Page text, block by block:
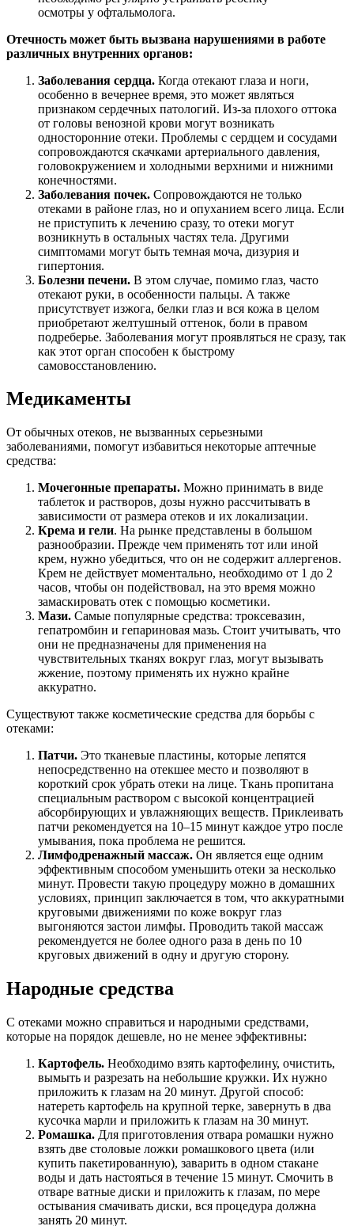
осмотры у офтальмолога.
Отечность может быть вызвана нарушениями в работе
различных внутренних органов:
Заболевания сердца. Когда отекают глаза и ноги,
особенно в вечернее время, это может являться
признаком сердечных патологий. Из-за плохого оттока
от головы венозной крови могут возникать
односторонние отеки. Проблемы с сердцем и сосудами
сопровождаются скачками артериального давления,
головокружением и холодными верхними и нижними
конечностями.
Заболевания почек. Сопровождаются не только
отеками в районе глаз, но и опуханием всего лица. Если
не приступить к лечению сразу, то отеки могут
возникнуть в остальных частях тела. Другими
симптомами могут быть темная моча, дизурия и
гипертония.
Болезни печени. В этом случае, помимо глаз, часто
отекают руки, в особенности пальцы. А также
присутствует изжога, белки глаз и вся кожа в целом
приобретают желтушный оттенок, боли в правом
подреберье. Заболевания могут проявляться не сразу, так
как этот орган способен к быстрому
самовосстановлению.
Медикаменты
От обычных отеков, не вызванных серьезными
заболеваниями, помогут избавиться некоторые аптечные
средства:
Мочегонные препараты. Можно принимать в виде
таблеток и растворов, дозы нужно рассчитывать в
зависимости от размера отеков и их локализации.
Крема и гели. На рынке представлены в большом
разнообразии. Прежде чем применять тот или иной
крем, нужно убедиться, что он не содержит аллергенов.
Крем не действует моментально, необходимо от 1 до 2
часов, чтобы он подействовал, на это время можно
замаскировать отек с помощью косметики.
Мази. Самые популярные средства: троксевазин,
гепатромбин и гепариновая мазь. Стоит учитывать, что
они не предназначены для применения на
чувствительных тканях вокруг глаз, могут вызывать
жжение, поэтому применять их нужно крайне
аккуратно.
Существуют также косметические средства для борьбы с
отеками:
Патчи. Это тканевые пластины, которые лепятся
непосредственно на отекшее место и позволяют в
короткий срок убрать отеки на лице. Ткань пропитана
специальным раствором с высокой концентрацией
абсорбирующих и увлажняющих веществ. Приклеивать
патчи рекомендуется на 10–15 минут каждое утро после
умывания, пока проблема не решится.
Лимфодренажный массаж. Он является еще одним
эффективным способом уменьшить отеки за несколько
минут. Провести такую процедуру можно в домашних
условиях, принцип заключается в том, что аккуратными
круговыми движениями по коже вокруг глаз
выгоняются застои лимфы. Проводить такой массаж
рекомендуется не более одного раза в день по 10
круговых движений в одну и другую сторону.
Народные средства
С отеками можно справиться и народными средствами,
которые на порядок дешевле, но не менее эффективны:
Картофель. Необходимо взять картофелину, очистить,
вымыть и разрезать на небольшие кружки. Их нужно
приложить к глазам на 20 минут. Другой способ:
натереть картофель на крупной терке, завернуть в два
кусочка марли и приложить к глазам на 30 минут.
Ромашка. Для приготовления отвара ромашки нужно
взять две столовые ложки ромашкового цвета (или
купить пакетированную), заварить в одном стакане
воды и дать настояться в течение 15 минут. Смочить в
отваре ватные диски и приложить к глазам, по мере
остывания смачивать диски, вся процедура должна
занять 20 минут.